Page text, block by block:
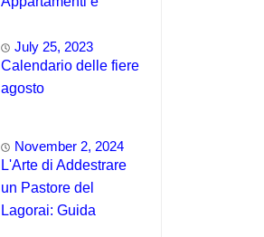
July 25, 2023
Calendario delle fiere
agosto
November 2, 2024
L'Arte di Addestrare
un Pastore del
Lagorai: Guida